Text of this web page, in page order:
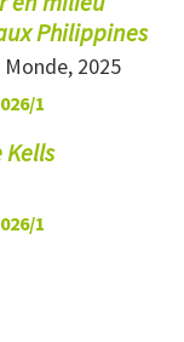
Philippines
2025
1
Kells
1